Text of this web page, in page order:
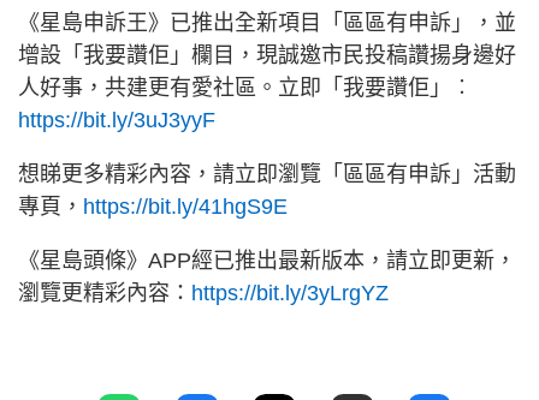
《星島申訴王》已推出全新項目「區區有申訴」，並
增設「我要讚佢」欄目，現誠邀市民投稿讚揚身邊好
人好事，共建更有愛社區。立即「我要讚佢」︰
https://bit.ly/3uJ3yyF
想睇更多精彩內容，請立即瀏覽「區區有申訴」活動
專頁， https://bit.ly/41hgS9E
《星島頭條》APP經已推出最新版本，請立即更新，
瀏覽更精彩內容： https://bit.ly/3yLrgYZ